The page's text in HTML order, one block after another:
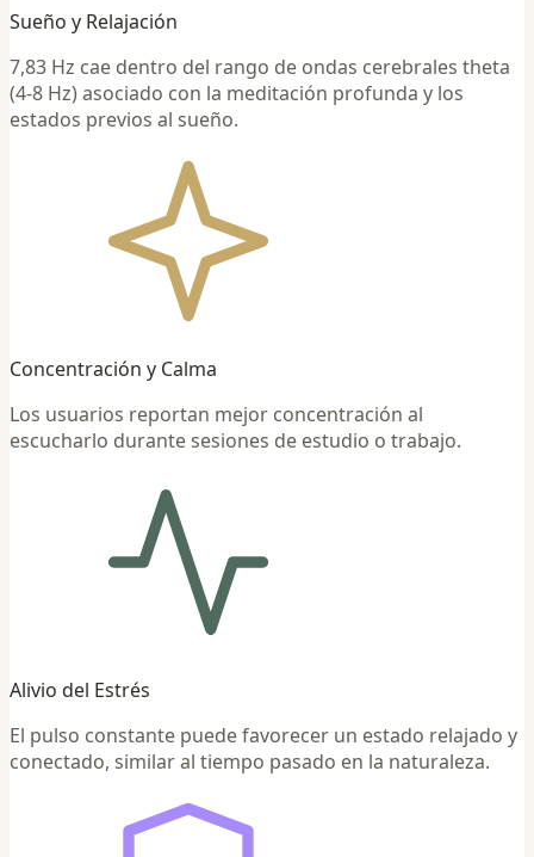
Sueño y Relajación
7,83 Hz cae dentro del rango de ondas cerebrales theta
(4-8 Hz) asociado con la meditación profunda y los
estados previos al sueño.
Concentración y Calma
Los usuarios reportan mejor concentración al
escucharlo durante sesiones de estudio o trabajo.
Alivio del Estrés
El pulso constante puede favorecer un estado relajado y
conectado, similar al tiempo pasado en la naturaleza.